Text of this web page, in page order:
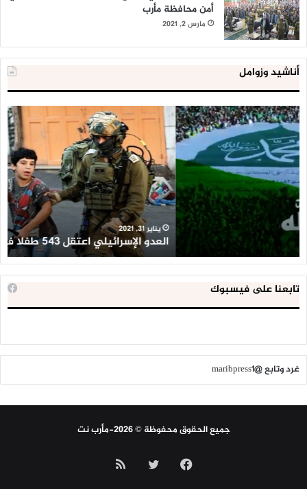
أمن محافظة مأرب
مارس 2, 2021
أناشيد وزوامل
العدو
الإسرائيلي
اعتقل
543
طفلا
فلسطينيا
خلال
2020
يناير 31, 2021
العدو الإسرائيلي اعتقل 543 طفلا فلسطينيا خلال 2020
تابعنا على فيسبوك
غرد وتابع @maribpress1
جميع الحقوق محفوظة © 2026-مأرب نت
فيسبوك تويتر ملخص